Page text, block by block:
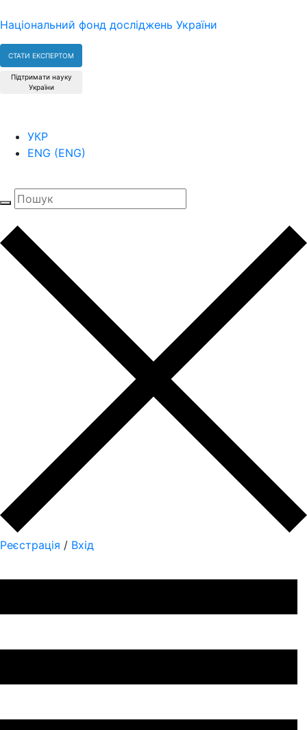
Національний фонд досліджень України
СТАТИ ЕКСПЕРТОМ
Підтримати науку
України
УКР
ENG (ENG)
Реєстрація / Вхід